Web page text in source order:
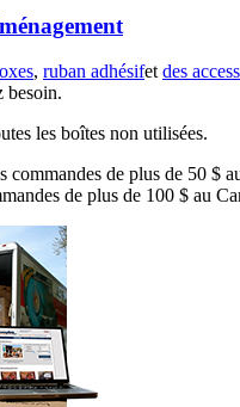
, ruban adhésifetdes
besoin.
les boîtes non utilisées.
commandes de plus de 50 $
de plus de 100 $ au